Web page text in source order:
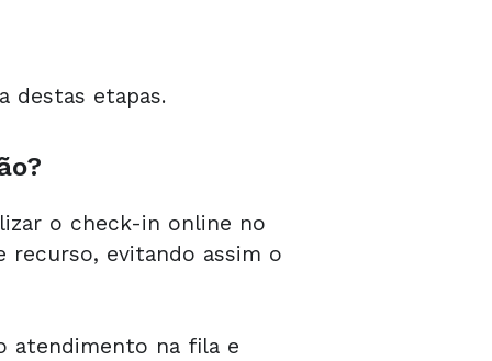
destas etapas.
o check-in online no
recurso, evitando assim o
atendimento na fila e